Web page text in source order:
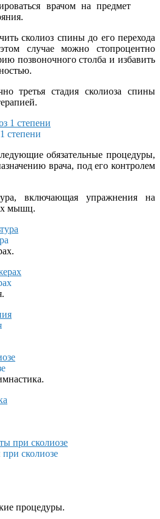
врачом на предмет
сколиоз спины до его перехода
случае можно стопроцентно
позвоночного столба и избавить
третья стадия сколиоза спины
степени
обязательные процедуры,
врача, под его контролем
включающая упражнения на
мышц.
сколиозе
процедуры.